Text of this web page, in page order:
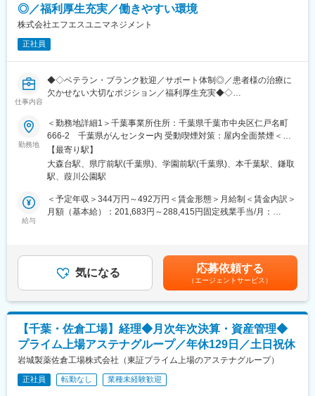
幅広い剤形の医薬品製造が可能な設備・技術・ノウハウを有し、
アステナグループ各社のバリューチェーンを活かすことで、開発
信頼関係を築くことが大切になります。
＜メディカルMS＞
連携しお得意様へのソリューション営業を行います。
8:30出勤、朝礼参加
10:00顧客訪問
12:00打合せ・商談
12:45勉強会参加
昼食
14:20顧客訪問
17:00帰社、内勤業務
18:00退勤
営業所・拠点へ配属になります。
1拠点あたり6～12名程のMS職の方が在籍しています。
年齢層は20代～50代と幅広く、異業界出身の方も数多く活躍され
■就業環境
フレックスタイム制・完全週休2日制・年間休日126日で、柔軟な
働き方とワークライフバランスが実現できます。
■アルフレッサ株式会社の魅力
当社は東証プライム上場アルフレッサグループの中核企業とし
◎／福利厚生充実／働きやすい環境
株式会社エフエスユニマネジメント
正社員
仕事内容
◆◇ベテラン・ブランク歓迎／サポート体制◎／患者様の治療に
欠かせない大切なポジション／福利厚生充実◆◇
手術で使用する器材の滅菌作業や、使用済み器材の洗浄・滅菌作
業など、医療現場の感染管理に寄与する業務です。グローブ、エ
プロン、フェイスシールド等の防護具を着用して感染対策を徹底
しています。また、器材の在庫管理や洗浄機器・滅菌機器類の稼
働状況管理も行います。
■具体的な仕事の流れ：
・洗浄工程・使用された医療器材を洗浄します。
す。
・保管・供給・滅菌工程が終了した医療器材を一時保管します。
※医療現場の定数や依頼に合わせ、滅菌した医療器材を供給しま
■手術等器材の洗浄滅菌の仕事の流れ：
・手術や診療科ごとに使用されたハサミやピンセット等の医療器
材を回収します。
・使用された医療器材の数を確認します。
・医療器材を洗浄し、器材の性能点検を行います。
・医療器材を再度使用できるように滅菌を行います。
勤務地
＜勤務地詳細1＞千葉事業所住所：千葉県千葉市中央区仁戸名町
666-2 千葉県がんセンター内 受動喫煙対策：屋内全面禁煙＜勤
務地詳細2＞千葉大学事業所住所：千葉県千葉市中央区亥鼻1-8-
1 千葉大学医学部附属病院内 受動喫煙対策：屋内全面禁煙変更
の範囲：会社の定める事業所
【最寄り駅】
大森台駅、県庁前駅(千葉県)、学園前駅(千葉県)、本千葉駅、鎌取
駅、葭川公園駅
給与
＜予定年収＞344万円～492万円＜賃金形態＞月給制＜賃金内訳＞
月額（基本給）：201,683円～288,415円固定残業手当/月：
与：年2回（6月、12月）■昇給：年1回（6月）賃金はあくまでも
目安の金額であり、選考を通じて上下する可能性があります。月
給(月額)は固定手当を含めた表記です。
気になる 応募依頼する
（エージェントサービス）
【千葉・佐倉工場】経理◆月次年次決算・資産管理◆
プライム上場アステナグループ／年休129日／土日祝休
岩城製薬佐倉工場株式会社（東証プライム上場のアステナグループ）
正社員 転勤なし 業種未経験歓迎